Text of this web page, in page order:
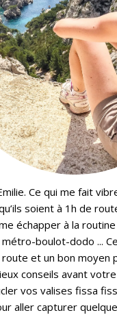
Ce qui me fait
soient à 1h de
échapper à la
boulot-dodo ...
et un bon moyen
conseils avant
vos valises fissa
aller capturer